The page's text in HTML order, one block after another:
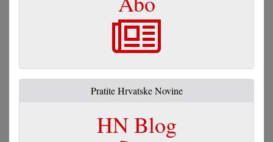
Pratite Hrvatske Novine
HN Blog